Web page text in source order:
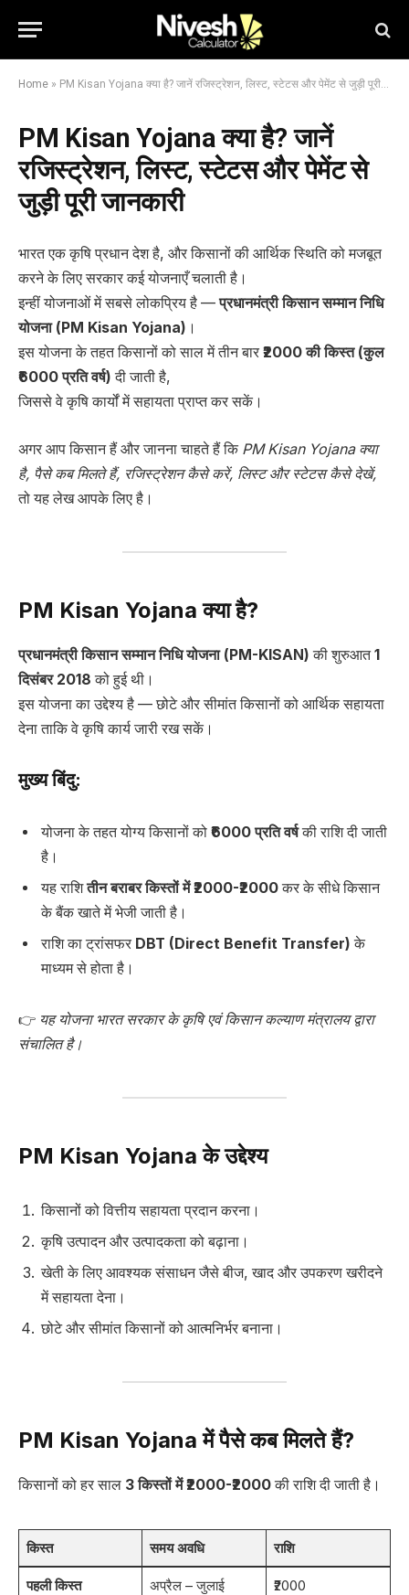
Home » PM Kisan Yojana क्या है? जानें रजिस्ट्रेशन, लिस्ट, स्टेटस और पेमेंट से जुड़ी पूरी जानकारी
PM Kisan Yojana क्या है? जानें
रजिस्ट्रेशन, लिस्ट, स्टेटस और पेमेंट से
जुड़ी पूरी जानकारी
भारत एक कृषि प्रधान देश है, और किसानों की आर्थिक स्थिति को मजबूत
करने के लिए सरकार कई योजनाएँ चलाती है।
इन्हीं योजनाओं में सबसे लोकप्रिय है —प्रधानमंत्री किसान सम्मान निधि
योजना (PM Kisan Yojana) ।
इस योजना के तहत किसानों को साल में तीन बार ₹2000 की किस्त (कुल
₹6000 प्रति वर्ष) दी जाती है,
जिससे वे कृषि कार्यों में सहायता प्राप्त कर सकें।
अगर आप किसान हैं और जानना चाहते हैं कि PM Kisan Yojana क्या
है, पैसे कब मिलते हैं, रजिस्ट्रेशन कैसे करें, लिस्ट और स्टेटस कैसे देखें,
तो यह लेख आपके लिए है।
PM Kisan Yojana क्या है?
प्रधानमंत्री किसान सम्मान निधि योजना (PM-KISAN) की शुरुआत1
दिसंबर 2018 को हुई थी।
इस योजना का उद्देश्य है — छोटे और सीमांत किसानों को आर्थिक सहायता
देना ताकि वे कृषि कार्य जारी रख सकें।
मुख्य बिंदु:
योजना के तहत योग्य किसानों को ₹6000 प्रति वर्षकी राशि दी जाती
है।
यह राशितीन बराबर किस्तों में ₹2000-₹2000कर के सीधे किसान
के बैंक खाते में भेजी जाती है।
राशि का ट्रांसफर DBT (Direct Benefit Transfer) के
माध्यम से होता है।
👉 यह योजना भारत सरकार के कृषि एवं किसान कल्याण मंत्रालय द्वारा
संचालित है।
PM Kisan Yojana के उद्देश्य
किसानों को वित्तीय सहायता प्रदान करना।
कृषि उत्पादन और उत्पादकता को बढ़ाना।
खेती के लिए आवश्यक संसाधन जैसे बीज, खाद और उपकरण खरीदने
में सहायता देना।
छोटे और सीमांत किसानों को आत्मनिर्भर बनाना।
PM Kisan Yojana में पैसे कब मिलते हैं?
किसानों को हर साल 3 किस्तों में ₹2000-₹2000की राशि दी जाती है।
किस्त समय अवधि राशि
पहली किस्त अप्रैल – जुलाई ₹2000